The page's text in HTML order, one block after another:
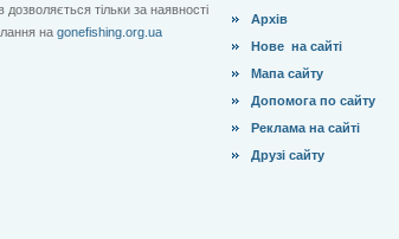
дозволяється тільки за наявності
на gonefishing.org.ua
Архів
Нове на сайті
Мапа сайту
Допомога по сайту
Реклама на сайті
Друзі сайту